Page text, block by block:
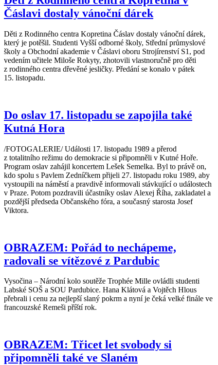
Čáslavi dostaly vánoční dárek
Děti z Rodinného centra Kopretina Čáslav dostaly vánoční dárek,
který je potěšil. Studenti Vyšší odborné školy, Střední průmyslové
školy a Obchodní akademie v Čáslavi oboru Strojírenství S1, pod
vedením učitele Miloše Rokyty, zhotovili vlastnoručně pro děti
z rodinného centra dřevěné jesličky. Předání se konalo v pátek
15. listopadu.
Do oslav 17. listopadu se zapojila také
Kutná Hora
/FOTOGALERIE/ Události 17. listopadu 1989 a přerod
z totalitního režimu do demokracie si připomněli v Kutné Hoře.
Program oslav zahájil koncertem Lešek Semelka. Byl to právě on,
kdo spolu s Pavlem Zedníčkem přijeli 27. listopadu roku 1989, aby
vystoupili na náměstí a pravdivě informovali stávkující o událostech
v Praze. Potom pozdravili účastníky oslav Alexej Říha, zakladatel a
pozdější předseda Občanského fóra, a současný starosta Josef
Viktora.
OBRAZEM: Pořád to nechápeme,
radovali se vítězové z Pardubic
Vysočina – Národní kolo soutěže Trophée Mille ovládli studenti
Labské SOŠ a SOU Pardubice. Hana Klátová a Vojtěch Hlous
přebrali i cenu za nejlepší slaný pokrm a nyní je čeká velké finále ve
francouzské Remeši příští rok.
OBRAZEM: Třicet let svobody si
připomněli také ve Slaném